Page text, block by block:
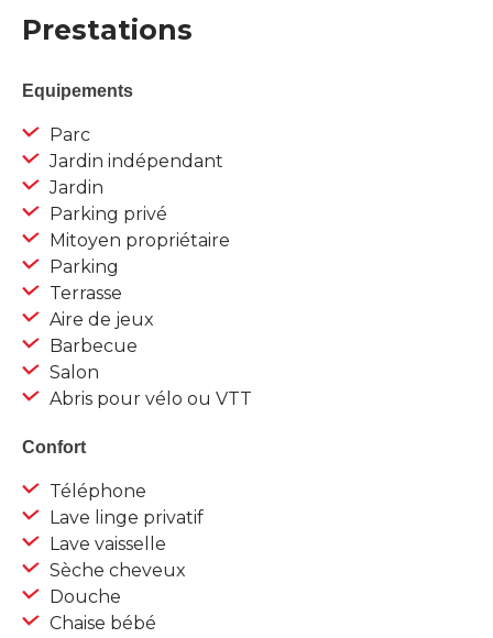
Prestations
Equipements
Parc
Jardin indépendant
Jardin
Parking privé
Mitoyen propriétaire
Parking
Terrasse
Aire de jeux
Barbecue
Salon
Abris pour vélo ou VTT
Confort
Téléphone
Lave linge privatif
Lave vaisselle
Sèche cheveux
Douche
Chaise bébé